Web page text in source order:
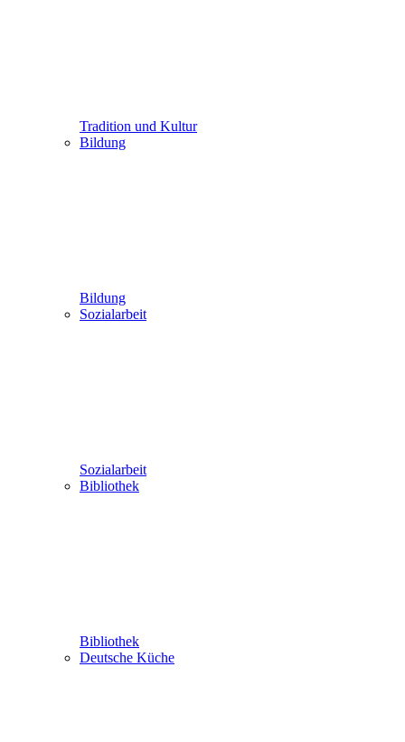
Tradition und Kultur
Bildung
Bildung
Sozialarbeit
Sozialarbeit
Bibliothek
Bibliothek
Deutsche Küche